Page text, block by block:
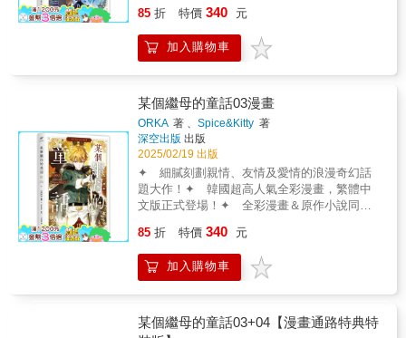
母 vs 不祥終曲來自不復存在的過去，某個童話
的悔恨結局&hellip;&hellip;&舒莉的第一次人
生，終止於傑瑞米結婚的那一天。慘死於盜賊
乎沒有交集的諾拉，竟為了替她復仇而暗中展
開調查&hellip;&hellip;即使揭露真相的後果將吞
噬整座帝國，也要讓所有害死舒莉的共犯付出
代價，他的孤注一擲，或許終將催化跨越時空
的奇蹟──
85 折 特價 340 元
加入購物車
某個繼母的童話03漫畫
ORKA著 、Spice&Kitty 著
深空出版 出版
2025/02/19 出版
✦ 細膩刻劃親情、友情及愛情的浪漫奇幻話
題大作！✦ 韓國超高人氣全彩漫畫，繁體中
文版正式登場！✦ 全彩漫畫＆原作小說同步
母 vs 守護騎士為拯救深陷危機的繼子，16歲繼
母即將賭上一切──&一場慶祝聖誕佳節的皇宮
宴會，卻暗藏針對舒莉及傑瑞米的卑劣陷阱。
的嚴酷刑罰，唯有即刻繼承家主之位，才有機
85 折 特價 340 元
加入購物車
某個繼母的童話03+04【漫畫通路特典特